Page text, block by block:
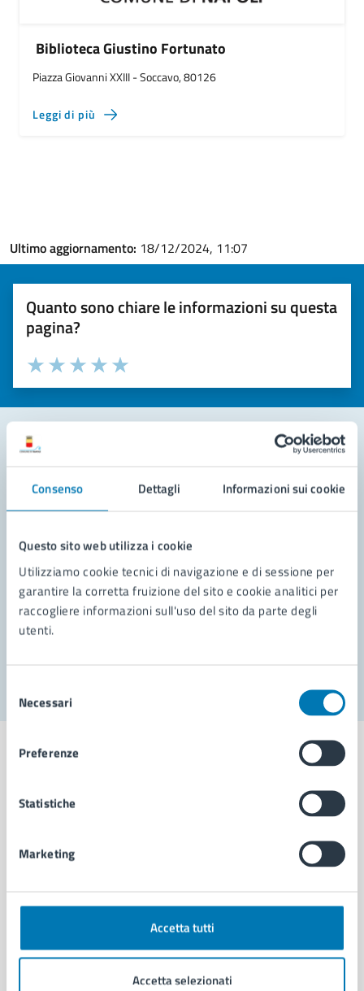
Consenso Dettagli Informazioni sui cookie
Questo sito web utilizza i cookie
Utilizziamo cookie tecnici di navigazione e di sessione per
garantire la corretta fruizione del sito e cookie analitici per
raccogliere informazioni sull'uso del sito da parte degli
utenti.
delNecessari
Preferenze
Statistiche
Marketing
Accetta tutti
Accetta selezionati
Biblioteca Giustino Fortunato
Piazza Giovanni XXIII - Soccavo, 80126
Leggi di più
Ultimo aggiornamento: 18/12/2024, 11:07
Quanto sono chiare le informazioni su questa
pagina?
Valuta la chiarezza delle informazioni (da 1 a 5 stelle)
Seleziona il numero di stelle per valutare la chiarezza delle
Valuta 5 stelle su 5
Valuta 4 stelle su 5
Valuta 3 stelle su 5
Valuta 2 stelle su 5
Valuta 1 stelle su 5
Leggi le domande frequenti
Richiedi assistenza
Prenota appuntamento
Problemi in città
Comune di Napoli
AMMINISTRAZIONE
Organi di governo
Enti e fondazioni